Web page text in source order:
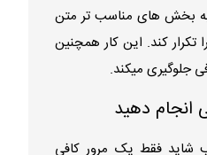
به بخش های مناسب تر متن
کند. این کار همچنین
جلوگیری میکند.
شاید فقط یک مرور کافی